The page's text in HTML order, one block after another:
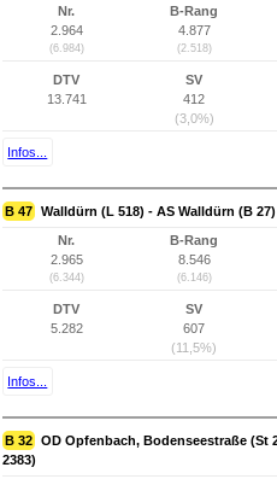
Nr.
2.964
(6.984)
B-Rang
4.877
(2.518)
DTV
13.741
SV
412
(3,0%)
Infos...
B 47 Walldürn (L 518) - AS Walldürn (B 27)
Nr.
2.965
(6.344)
B-Rang
8.546
(6.146)
DTV
5.282
SV
607
(11,5%)
Infos...
B 32 OD Opfenbach, Bodenseestraße (St
2383)